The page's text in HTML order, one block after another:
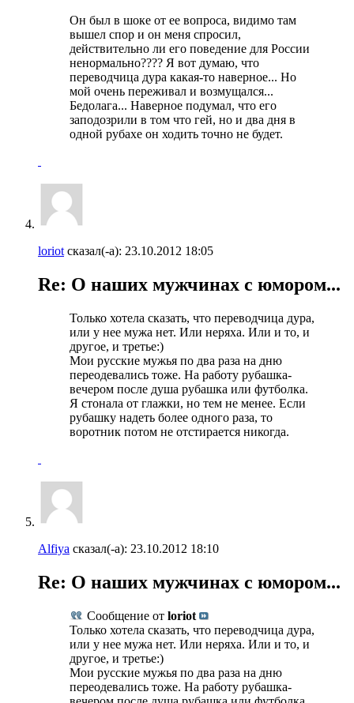
Он был в шоке от ее вопроса, видимо там
вышел спор и он меня спросил,
действительно ли его поведение для России
ненормально???? Я вот думаю, что
переводчица дура какая-то наверное... Но
мой очень переживал и возмущался...
Бедолага... Наверное подумал, что его
заподозрили в том что гей, но и два дня в
одной рубахе он ходить точно не будет.
loriot сказал(-а): 23.10.2012 18:05
Re: О наших мужчинах с юмором...
Только хотела сказать, что переводчица дура,
или у нее мужа нет. Или неряха. Или и то, и
другое, и третье:)
Мои русские мужья по два раза на дню
переодевались тоже. На работу рубашка-
вечером после душа рубашка или футболка.
Я стонала от глажки, но тем не менее. Если
рубашку надеть более одного раза, то
воротник потом не отстирается никогда.
Alfiya сказал(-а): 23.10.2012 18:10
Re: О наших мужчинах с юмором...
Сообщение от loriot
Только хотела сказать, что переводчица дура,
или у нее мужа нет. Или неряха. Или и то, и
другое, и третье:)
Мои русские мужья по два раза на дню
переодевались тоже. На работу рубашка-